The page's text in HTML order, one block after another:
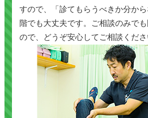
すので、「診てもらうべきか分か
階でも大丈夫です。ご相談のみで
ので、どうぞ安心してご相談くださ